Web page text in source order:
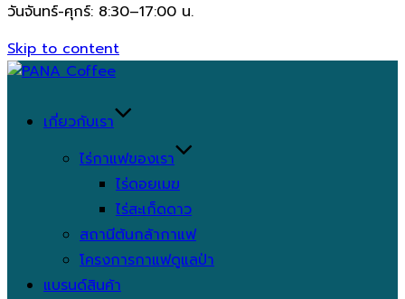
วันจันทร์-ศุกร์: 8:30–17:00 น.
Skip to content
เกี่ยวกับเรา
ไร่กาแฟของเรา
ไร่ดอยเมฆ
ไร่สะเก็ดดาว
สถานีต้นกล้ากาแฟ
โครงการกาแฟดูแลป่า
แบรนด์สินค้า